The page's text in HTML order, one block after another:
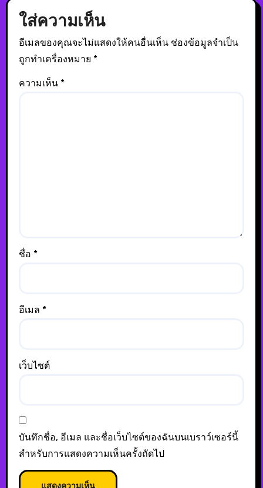
ใส่ความเห็น
อีเมลของคุณจะไม่แสดงให้คนอื่นเห็น ช่องข้อมูลจำเป็น
ถูกทำเครื่องหมาย *
ความเห็น *
ชื่อ *
อีเมล *
เว็บไซต์
บันทึกชื่อ, อีเมล และชื่อเว็บไซต์ของฉันบนเบราว์เซอร์นี้
สำหรับการแสดงความเห็นครั้งถัดไป